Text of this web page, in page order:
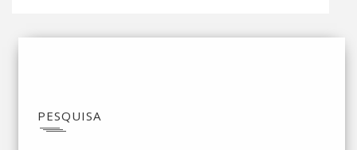
PESQUISA